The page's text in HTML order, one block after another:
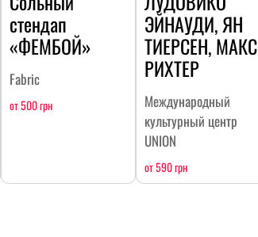
стендап
«ФЕМБОЙ»
Fabric
от 500 грн
ЭЙНАУДИ, ЯН
ТИЕРСЕН, МАКС
РИХТЕР
Международный
культурный центр
UNION
от 590 грн